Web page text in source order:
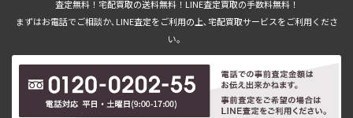
査定無料！宅配買取の送料無料！LINE査定買取の手数料無料！
まずはお電話でご相談か､LINE査定をご利用の上､宅配買取サービスをご利用くださ
い。